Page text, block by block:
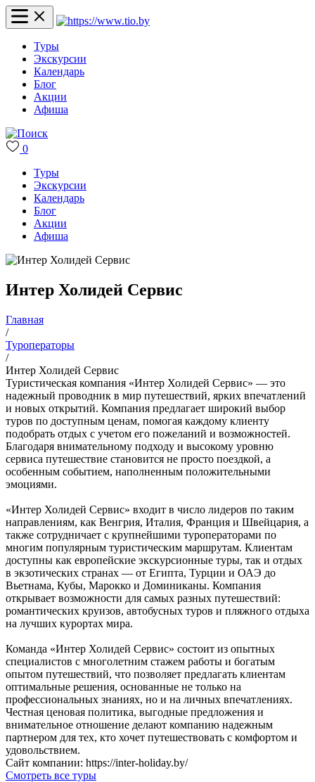
Туры
Экскурсии
Календарь
Блог
Акции
Афиша
0
Туры
Экскурсии
Календарь
Блог
Акции
Афиша
Интер Холидей Сервис
Главная
/
Туроператоры
/
Интер Холидей Сервис
Туристическая компания «Интер Холидей Сервис» — это
надежный проводник в мир путешествий, ярких впечатлений
и новых открытий. Компания предлагает широкий выбор
туров по доступным ценам, помогая каждому клиенту
подобрать отдых с учетом его пожеланий и возможностей.
Благодаря внимательному подходу и высокому уровню
сервиса путешествие становится не просто поездкой, а
особенным событием, наполненным положительными
эмоциями.
«Интер Холидей Сервис» входит в число лидеров по таким
направлениям, как Венгрия, Италия, Франция и Швейцария, а
также сотрудничает с крупнейшими туроператорами по
многим популярным туристическим маршрутам. Клиентам
доступны как европейские экскурсионные туры, так и отдых
в экзотических странах — от Египта, Турции и ОАЭ до
Вьетнама, Кубы, Марокко и Доминиканы. Компания
открывает возможности для самых разных путешествий:
романтических круизов, автобусных туров и пляжного отдыха
на лучших курортах мира.
Команда «Интер Холидей Сервис» состоит из опытных
специалистов с многолетним стажем работы и богатым
опытом путешествий, что позволяет предлагать клиентам
оптимальные решения, основанные не только на
профессиональных знаниях, но и на личных впечатлениях.
Честная ценовая политика, выгодные предложения и
внимательное отношение делают компанию надежным
партнером для тех, кто хочет путешествовать с комфортом и
удовольствием.
Сайт компании: https://inter-holiday.by/
Cмотреть все туры